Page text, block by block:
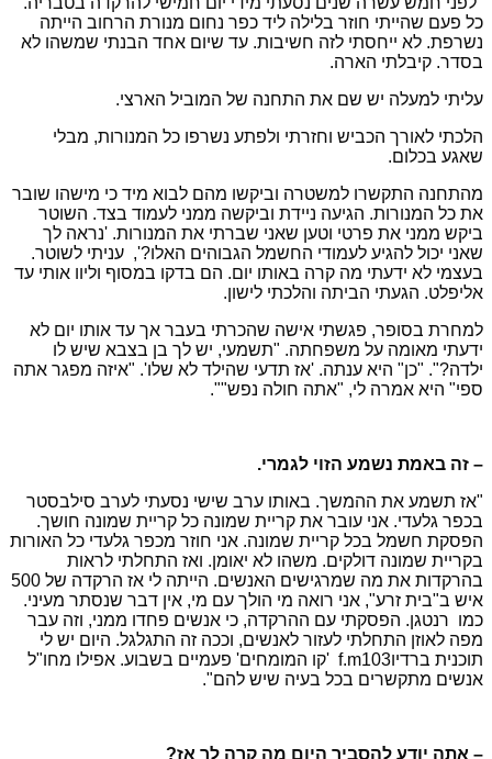
כל פעם שהייתי חוזר בלילה ליד כפר נחום מנורת הרחוב הייתה
נשרפת. לא ייחסתי לזה חשיבות. עד שיום אחד הבנתי שמשהו לא
בסדר. קיבלתי הארה.
עליתי למעלה יש שם את התחנה של המוביל הארצי.
הלכתי לאורך הכביש וחזרתי ולפתע נשרפו כל המנורות, מבלי
שאגע בכלום.
מהתחנה התקשרו למשטרה וביקשו מהם לבוא מיד כי מישהו שובר
את כל המנורות. הגיעה ניידת וביקשה ממני לעמוד בצד. השוטר
ביקש ממני את פרטי וטען שאני שברתי את המנורות. 'נראה לך
שאני יכול להגיע לעמודי החשמל הגבוהים האלו?', עניתי לשוטר.
בעצמי לא ידעתי מה קרה באותו יום. הם בדקו במסוף וליוו אותי עד
אליפלט. הגעתי הביתה והלכתי לישון.
למחרת בסופר, פגשתי אישה שהכרתי בעבר אך עד אותו יום לא
ידעתי מאומה על משפחתה. "תשמעי, יש לך בן בצבא שיש לו
ילדה?". "כן" היא ענתה. 'אז תדעי שהילד לא שלו'. "איזה מפגר אתה
ספי" היא אמרה לי, "אתה חולה נפש"".
– זה באמת נשמע הזוי לגמרי.
"אז תשמע את ההמשך. באותו ערב שישי נסעתי לערב סילבסטר
בכפר גלעדי. אני עובר את קריית שמונה כל קריית שמונה חושך.
הפסקת חשמל בכל קריית שמונה. אני חוזר מכפר גלעדי כל האורות
בקריית שמונה דולקים. משהו לא יאומן. ואז התחלתי לראות
בהרקדות את מה שמרגישים האנשים. הייתה לי אז הרקדה של 500
איש ב"בית זרע", אני רואה מי הולך עם מי, אין דבר שנסתר מעיני.
כמו רנטגן. הפסקתי עם ההרקדה, כי אנשים פחדו ממני, וזה עבר
מפה לאוזן התחלתי לעזור לאנשים, וככה זה התגלגל. היום יש לי
תוכנית ברדיוf.m103 'קו המומחים' פעמיים בשבוע. אפילו מחו"ל
אנשים מתקשרים בכל בעיה שיש להם".
– אתה יודע להסביר היום מה קרה לך אז?